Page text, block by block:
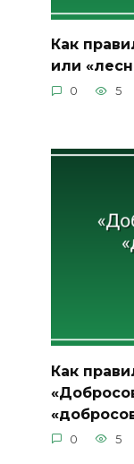
Как
или
0 5
Как
0 5